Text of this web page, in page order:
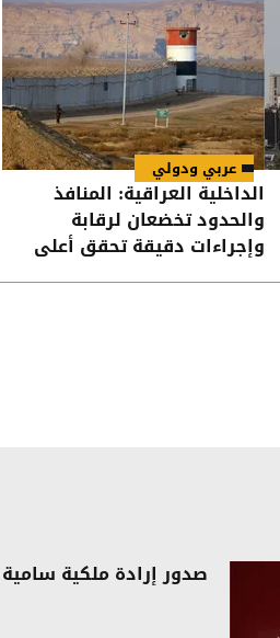
عربي ودولي
الداخلية العراقية: المنافذ
والحدود تخضعان لرقابة
وإجراءات دقيقة تحقق أعلى
صدور إرادة ملكية سامية